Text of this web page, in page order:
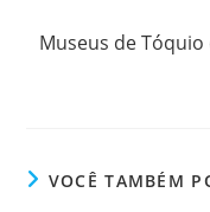
Museus de
VOCÊ TAMBÉM